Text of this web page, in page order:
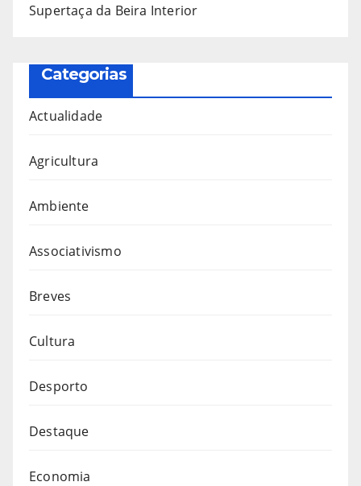
Supertaça da Beira Interior
Categorias
Actualidade
Agricultura
Ambiente
Associativismo
Breves
Cultura
Desporto
Destaque
Economia